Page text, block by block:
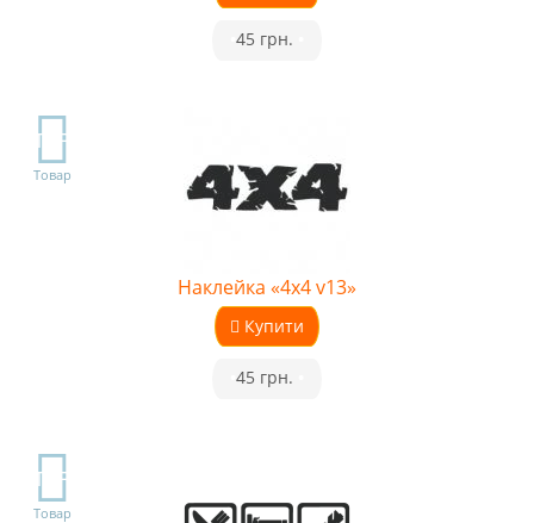
45 грн.
TOP
Товар
Наклейка «4x4 v13»
Купити
45 грн.
TOP
Товар